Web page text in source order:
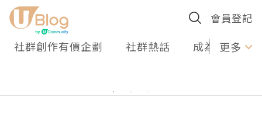
會員登記
社群創作有價企劃 社群熱話 成為U更多